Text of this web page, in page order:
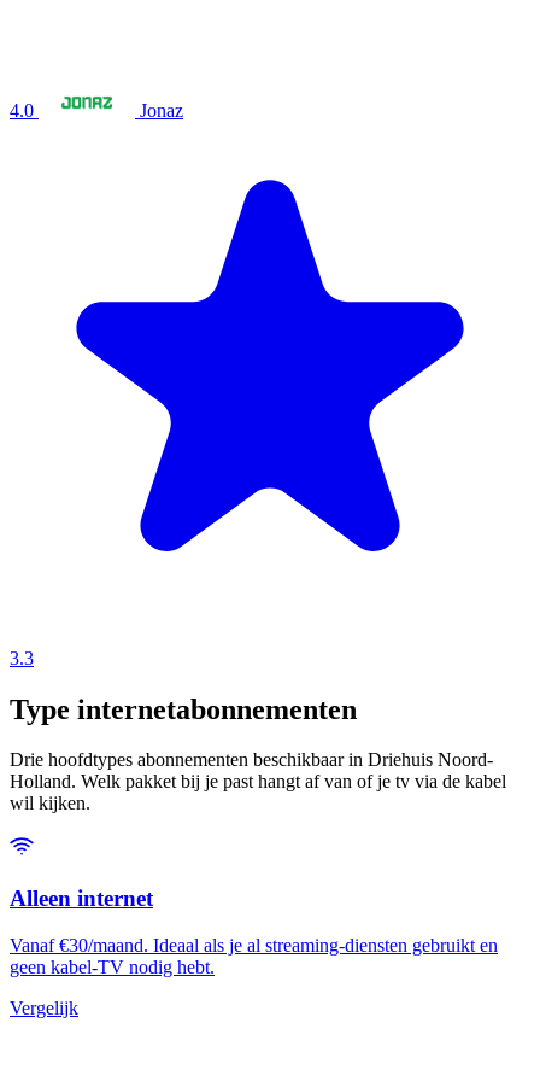
4.0 Jonaz
3.3
Type internetabonnementen
Drie hoofdtypes abonnementen beschikbaar in Driehuis Noord-
Holland. Welk pakket bij je past hangt af van of je tv via de kabel
wil kijken.
Alleen internet
Vanaf €30/maand. Ideaal als je al streaming-diensten gebruikt en
geen kabel-TV nodig hebt.
Vergelijk